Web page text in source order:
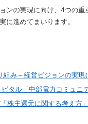
ンの実現に向け、4つの
に進めてまいります。
み～経営ビジョンの実現
タル「中部電力コミュニ
株主還元に関する考え方